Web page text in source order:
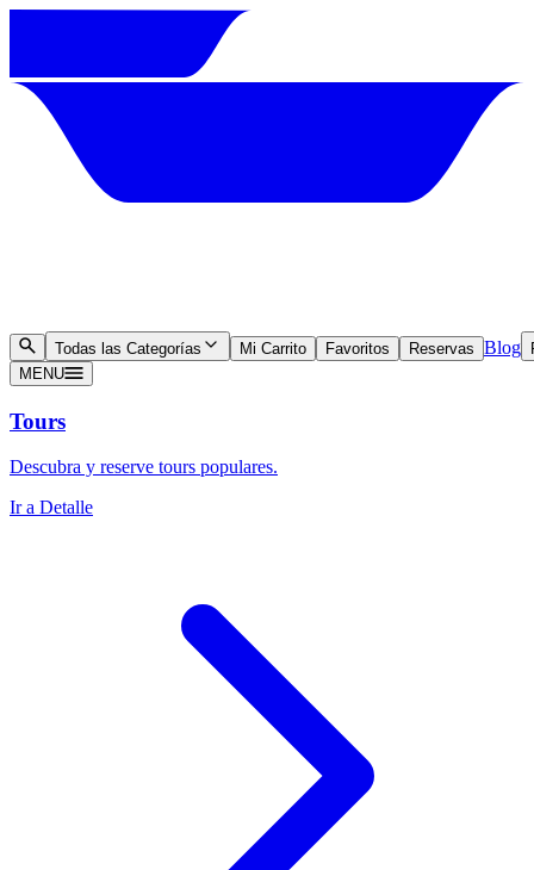
Todas las Categorías Mi Carrito Favoritos Reservas Blog
MENU
Tours
Descubra y reserve tours populares.
Ir a Detalle